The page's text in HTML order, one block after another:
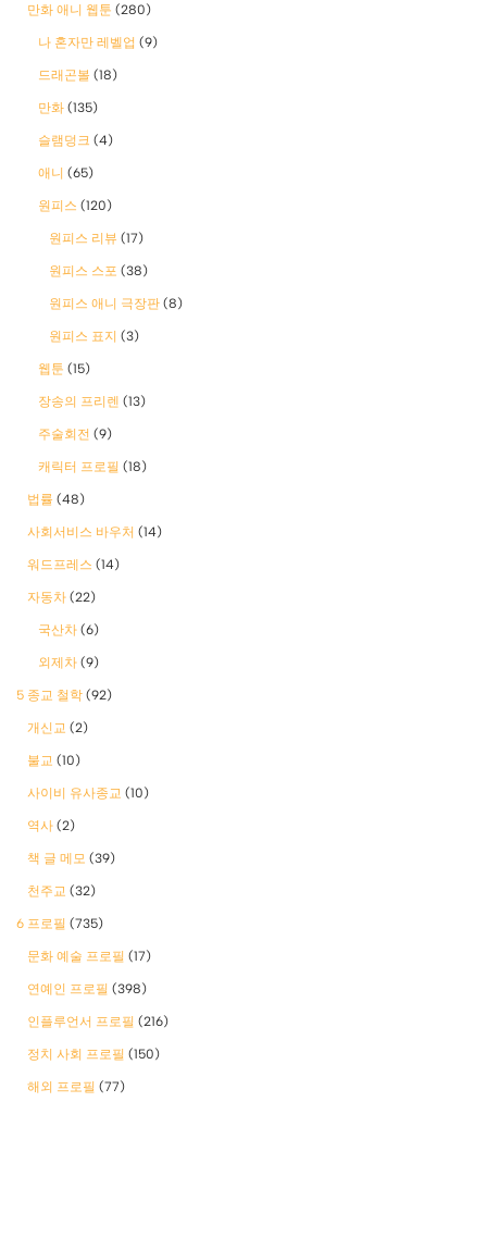
만화 애니 웹툰 (280)
나 혼자만 레벨업 (9)
드래곤볼 (18)
만화 (135)
슬램덩크 (4)
애니 (65)
원피스 (120)
원피스 리뷰 (17)
원피스 스포 (38)
원피스 애니 극장판 (8)
원피스 표지 (3)
웹툰 (15)
장송의 프리렌 (13)
주술회전 (9)
캐릭터 프로필 (18)
법률 (48)
사회서비스 바우처 (14)
워드프레스 (14)
자동차 (22)
국산차 (6)
외제차 (9)
5 종교 철학 (92)
개신교 (2)
불교 (10)
사이비 유사종교 (10)
역사 (2)
책 글 메모 (39)
천주교 (32)
6 프로필 (735)
문화 예술 프로필 (17)
연예인 프로필 (398)
인플루언서 프로필 (216)
정치 사회 프로필 (150)
해외 프로필 (77)